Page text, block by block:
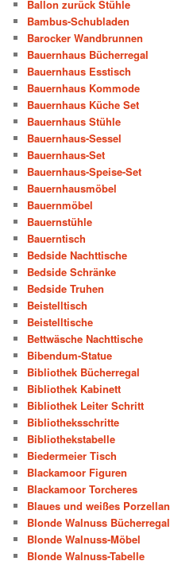
Ballon zurück Stühle
Bambus-Schubladen
Barocker Wandbrunnen
Bauernhaus Bücherregal
Bauernhaus Esstisch
Bauernhaus Kommode
Bauernhaus Küche Set
Bauernhaus Stühle
Bauernhaus-Sessel
Bauernhaus-Set
Bauernhaus-Speise-Set
Bauernhausmöbel
Bauernmöbel
Bauernstühle
Bauerntisch
Bedside Nachttische
Bedside Schränke
Bedside Truhen
Beistelltisch
Beistelltische
Bettwäsche Nachttische
Bibendum-Statue
Bibliothek Bücherregal
Bibliothek Kabinett
Bibliothek Leiter Schritt
Bibliotheksschritte
Bibliothekstabelle
Biedermeier Tisch
Blackamoor Figuren
Blackamoor Torcheres
Blaues und weißes Porzellan
Blonde Walnuss Bücherregal
Blonde Walnuss-Möbel
Blonde Walnuss-Tabelle